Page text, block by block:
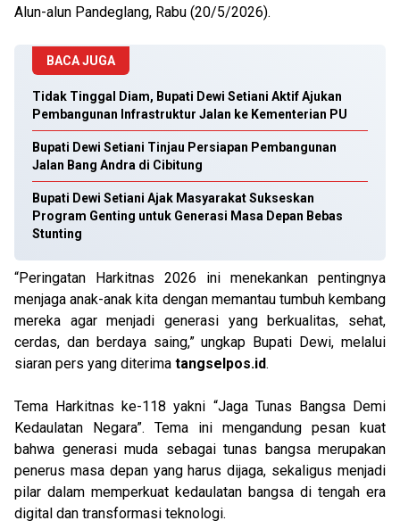
Alun-alun Pandeglang, Rabu (20/5/2026).
BACA JUGA
Tidak Tinggal Diam, Bupati Dewi Setiani Aktif Ajukan
Pembangunan Infrastruktur Jalan ke Kementerian PU
Bupati Dewi Setiani Tinjau Persiapan Pembangunan
Jalan Bang Andra di Cibitung
Bupati Dewi Setiani Ajak Masyarakat Sukseskan
Program Genting untuk Generasi Masa Depan Bebas
Stunting
“Peringatan Harkitnas 2026 ini menekankan pentingnya
menjaga anak-anak kita dengan memantau tumbuh kembang
mereka agar menjadi generasi yang berkualitas, sehat,
cerdas, dan berdaya saing,” ungkap Bupati Dewi, melalui
siaran pers yang diterima tangselpos.id.
Tema Harkitnas ke-118 yakni “Jaga Tunas Bangsa Demi
Kedaulatan Negara”. Tema ini mengandung pesan kuat
bahwa generasi muda sebagai tunas bangsa merupakan
penerus masa depan yang harus dijaga, sekaligus menjadi
pilar dalam memperkuat kedaulatan bangsa di tengah era
digital dan transformasi teknologi.